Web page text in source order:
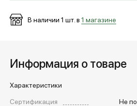
МЕДИА
ПОКУПАТЕЛЯМ
ОПЛАТА И ДОСТАВКА
В наличии 1 шт. в 1 магазине
Информация о товаре
Характеристики
Сертификация
Не